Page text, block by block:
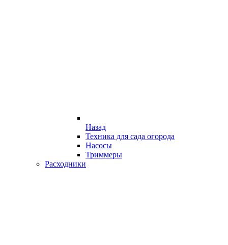
Назад
Техника для сада огорода
Насосы
Триммеры
Расходники